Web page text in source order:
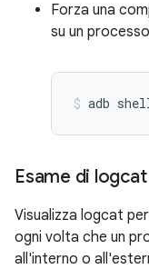
Forza una
su un
adb
Esame di logcat
Visualizza logcat
ogni volta che un
all'interno o